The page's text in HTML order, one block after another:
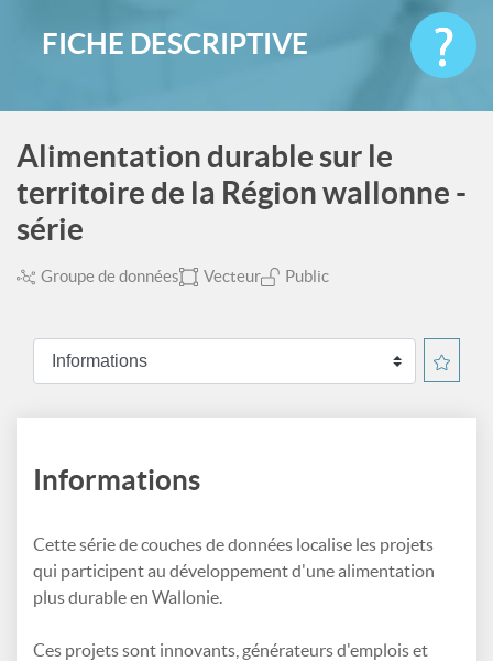
FICHE DESCRIPTIVE
Alimentation durable sur le
territoire de la Région wallonne -
série
Groupe de données Vecteur Public
Informations
Cette série de couches de données localise les projets
qui participent au développement d'une alimentation
plus durable en Wallonie.
Ces projets sont innovants, générateurs d'emplois et